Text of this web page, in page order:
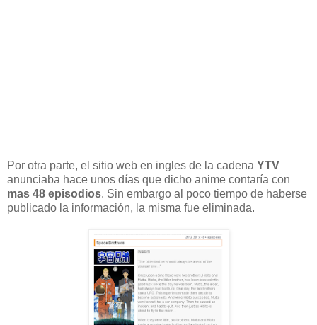
Por otra parte, el sitio web en ingles de la cadena YTV
anunciaba hace unos días que dicho anime contaría con
mas 48 episodios. Sin embargo al poco tiempo de haberse
publicado la información, la misma fue eliminada.